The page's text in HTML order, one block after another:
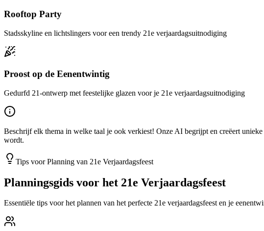
Rooftop Party
Stadsskyline en lichtslingers voor een trendy 21e verjaardagsuitnodiging
Proost op de Eenentwintig
Gedurfd 21-ontwerp met feestelijke glazen voor je 21e verjaardagsuitnodiging
Beschrijf elk thema in welke taal je ook verkiest! Onze AI begrijpt en creëert
wordt.
Tips voor Planning van 21e Verjaardagsfeest
Planningsgids voor het 21e Verjaardagsfeest
Essentiële tips voor het plannen van het perfecte 21e verjaardagsfeest en je